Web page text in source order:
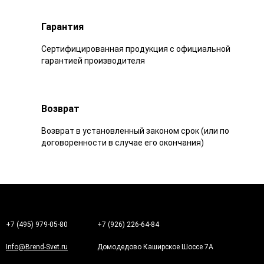
Гарантия
Сертифицированная продукция с официальной
гарантией производителя
Возврат
Возврат в установленный законом срок (или по
договоренности в случае его окончания)
+7 (495) 979-05-80 +7 (926) 226-64-84
Info@Brend-Svet.ru Домодедово Каширское Шоссе 7А